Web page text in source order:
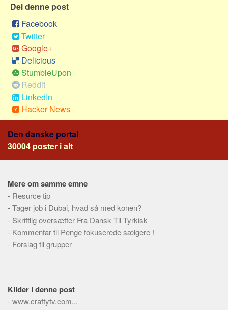
Alle
Nøgleord
Bolig
Job
Virksomhed
Investering
Pension og opsparing
Social sikring og sundhed
Transport
Aspekter
Køb og salg
Økonomi
Jura og regler
Praktisk
Alle
Del denne post
Facebook
Twitter
Google+
Delicious
StumbleUpon
Reddit
LinkedIn
Hacker News
Den danske portal
30004 poster i alt
Mere om samme emne
- Resurce tip
-Tager job i Dubai, hvad så med konen?
- Skriftlig oversætter Fra Dansk Til Tyrkisk
- Kommentar til Penge fokuserede sælgere !
- Forslag til grupper
Kilder i denne post
-www.craftytv.com...